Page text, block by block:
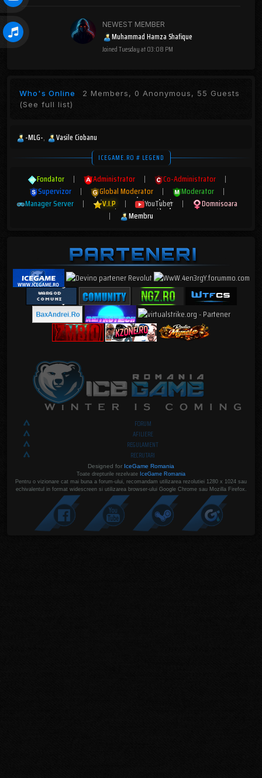
NEWEST MEMBER
Muhammad Hamza Shafique
JoinedTuesday at 03:08 PM
Who's Online 2 Members, 0 Anonymous, 55 Guests
(See full list)
-MLG- Vasile Ciobanu
ICEGAME.RO # LEGEND
Fondator | Administrator | Co-Administrator
|
Supervizor
| Global Moderator | Moderator
|
Manager Server
| V.I.P | YouTuber |
Domnisoara
|
Membru
FORUM
AFILIERE
REGULAMENT
RECRUTARI
Designed for IceGame Romania
Toate drepturile rezelvate IceGame Romania
Pentru o vizionare cat mai buna a forum-ului, recomandam utilizarea rezolutiei 1280 x 1024 sau
echivalentul in format widescreen si utilizarea browser-ului Google Chrome sau Mozilla Firefox.